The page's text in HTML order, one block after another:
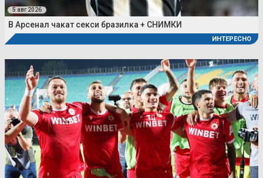
5 авг 2026
В Арсенал чакат секси бразилка + СНИМКИ
ИНТЕРЕСНО